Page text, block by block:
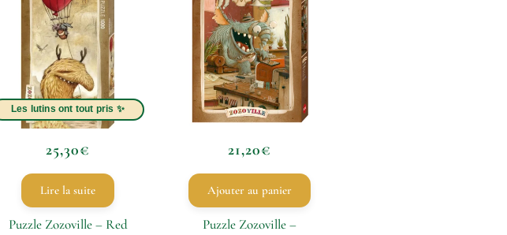
25,30€
Lire la suite
Puzzle Zozoville – Red
21,20€
Ajouter au panier
Puzzle Zozoville –